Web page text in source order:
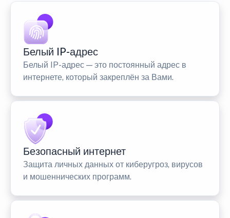
Белый IP-адрес
Белый IP-адрес — это постоянный адрес в
интернете, который закреплён за Вами.
Безопасный интернет
Защита личных данных от киберугроз, вирусов
и мошеннических программ.